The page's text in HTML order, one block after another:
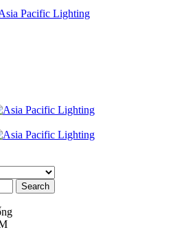
Pacific Lighting